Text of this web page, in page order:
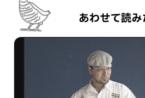
あわせて読み